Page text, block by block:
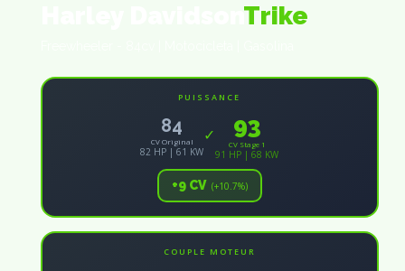
Trike
PUISSANCE
84
CV Original
82 HP | 61 KW
✓ 93
CV Stage 1
91 HP | 68 KW
+9 CV (+10.7%)
COUPLE MOTEUR